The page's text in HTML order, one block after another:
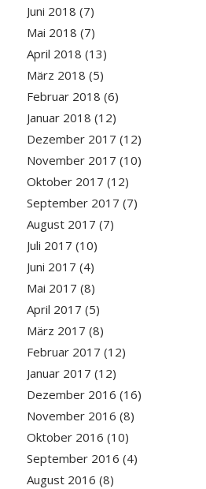
Juni 2018 (7)
Mai 2018 (7)
April 2018 (13)
März 2018 (5)
Februar 2018 (6)
Januar 2018 (12)
Dezember 2017 (12)
November 2017 (10)
Oktober 2017 (12)
September 2017 (7)
August 2017 (7)
Juli 2017 (10)
Juni 2017 (4)
Mai 2017 (8)
April 2017 (5)
März 2017 (8)
Februar 2017 (12)
Januar 2017 (12)
Dezember 2016 (16)
November 2016 (8)
Oktober 2016 (10)
September 2016 (4)
August 2016 (8)